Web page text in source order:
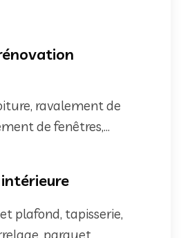
ravalement de
de fenêtres,...
plafond, tapisserie,
parquet,